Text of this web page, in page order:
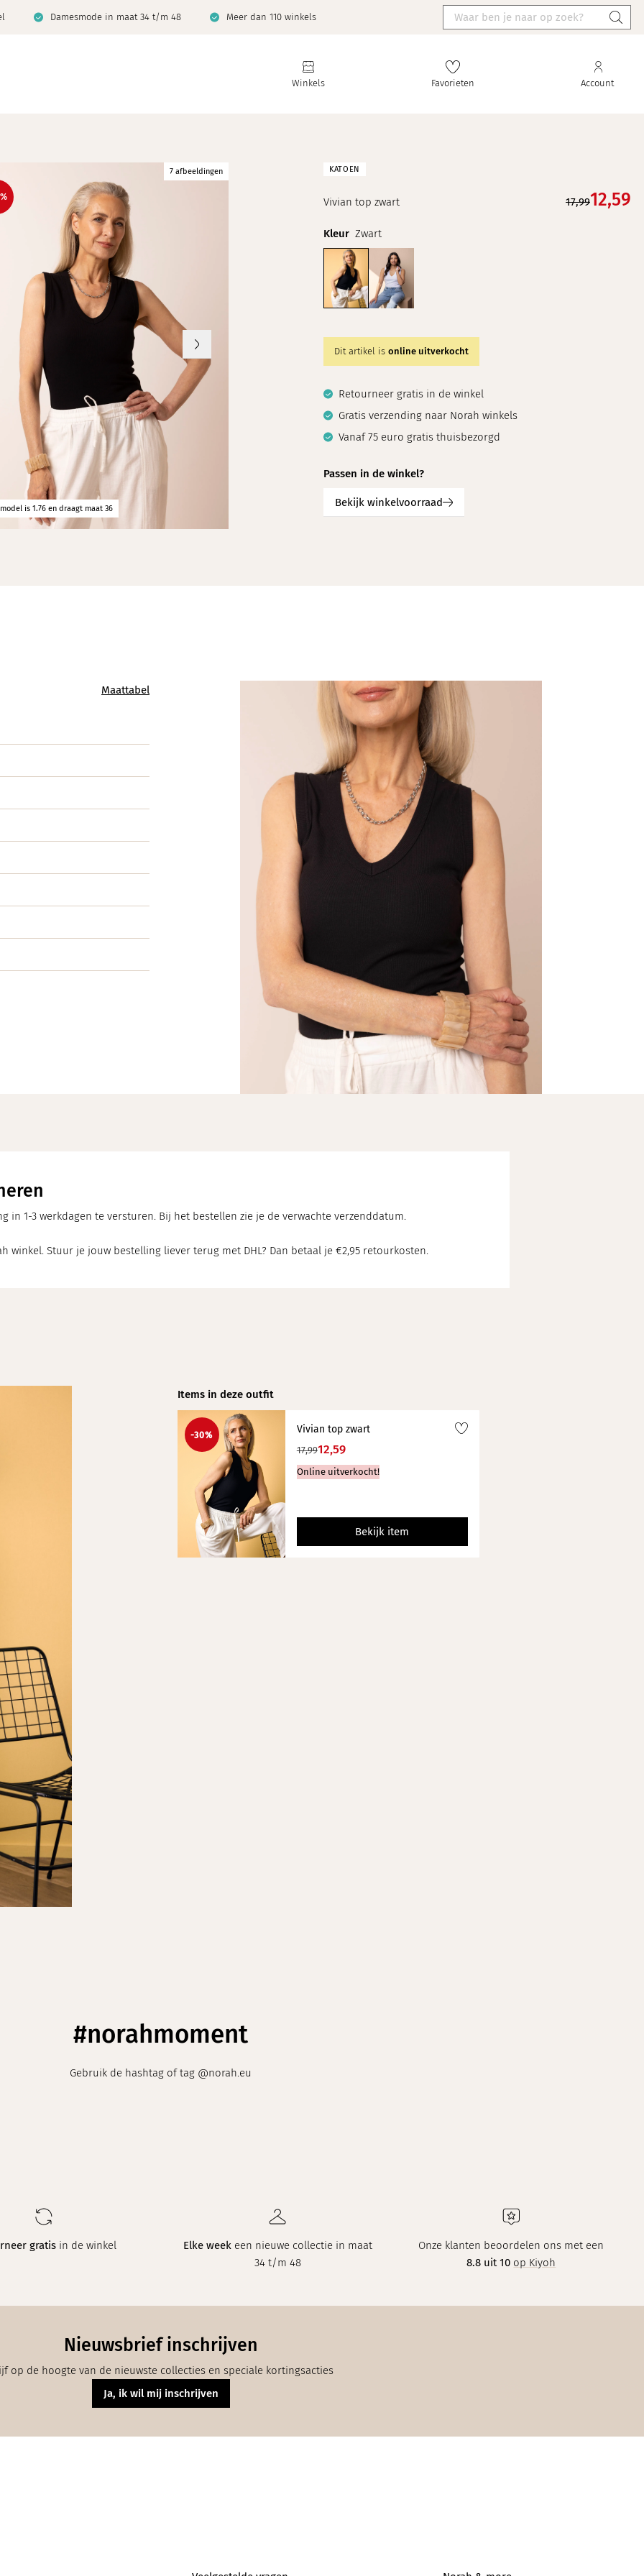
Damesmode in maat 34 t/m 48 Meer dan 110 winkels
Winkels Favorieten Account
is 1.76 en draagt maat 36 Ons model is 1.76 en draagt maat 36
7 afbeeldingen KATOEN
Vivian top zwart 17,9912,59
Kleur Zwart
Dit artikel is online uitverkocht
Retourneer gratis in de winkel
Gratis verzending naar Norah winkels
Vanaf 75 euro gratis thuisbezorgd
Passen in de winkel?
Bekijk winkelvoorraad
Maattabel
in 1-3 werkdagen te versturen. Bij het bestellen zie je de verwachte verzenddatum.
winkel. Stuur je jouw bestelling liever terug met DHL? Dan betaal je €2,95 retourkosten.
Items in deze outfit
-30% Vivian top zwart
17,9912,59
Online uitverkocht!
Bekijk item
#norahmoment
Gebruik de hashtag of tag @norah.eu
gratis in de winkel Elke weekeen nieuwe collectie in maat
34 t/m 48
Onze klanten beoordelen ons met een
8.8 uit 10 op Kiyoh
Nieuwsbrief inschrijven
op de hoogte van de nieuwste collecties en speciale kortingsacties
Ja, ik wil mij inschrijven